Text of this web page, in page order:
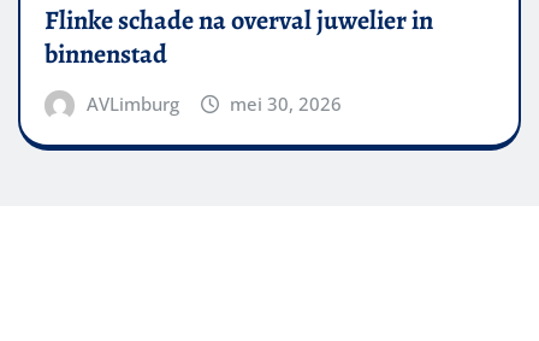
Flinke schade na overval juwelier in
binnenstad
AVLimburg mei 30, 2026